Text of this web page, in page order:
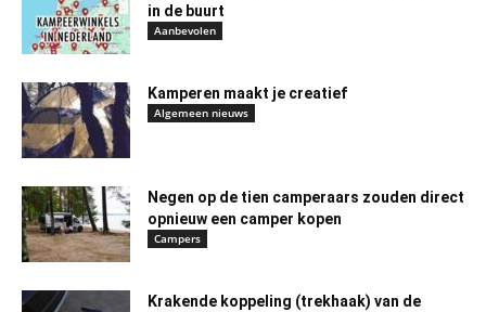
in de buurt
Aanbevolen
Kamperen maakt je creatief
Algemeen nieuws
Negen op de tien camperaars zouden direct
opnieuw een camper kopen
Campers
Krakende koppeling (trekhaak) van de